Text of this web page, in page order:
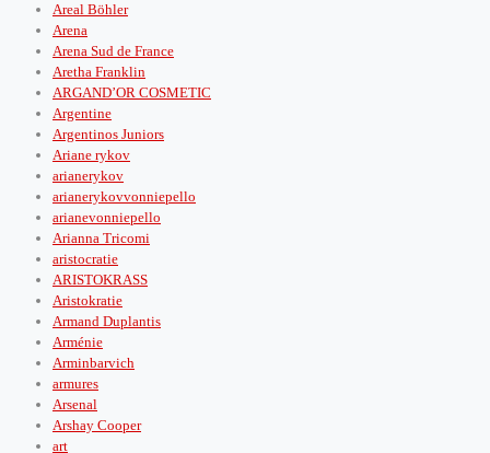
Areal Böhler
Arena
Arena Sud de France
Aretha Franklin
ARGAND’OR COSMETIC
Argentine
Argentinos Juniors
Ariane rykov
arianerykov
arianerykovvonniepello
arianevonniepello
Arianna Tricomi
aristocratie
ARISTOKRASS
Aristokratie
Armand Duplantis
Arménie
Arminbarvich
armures
Arsenal
Arshay Cooper
art